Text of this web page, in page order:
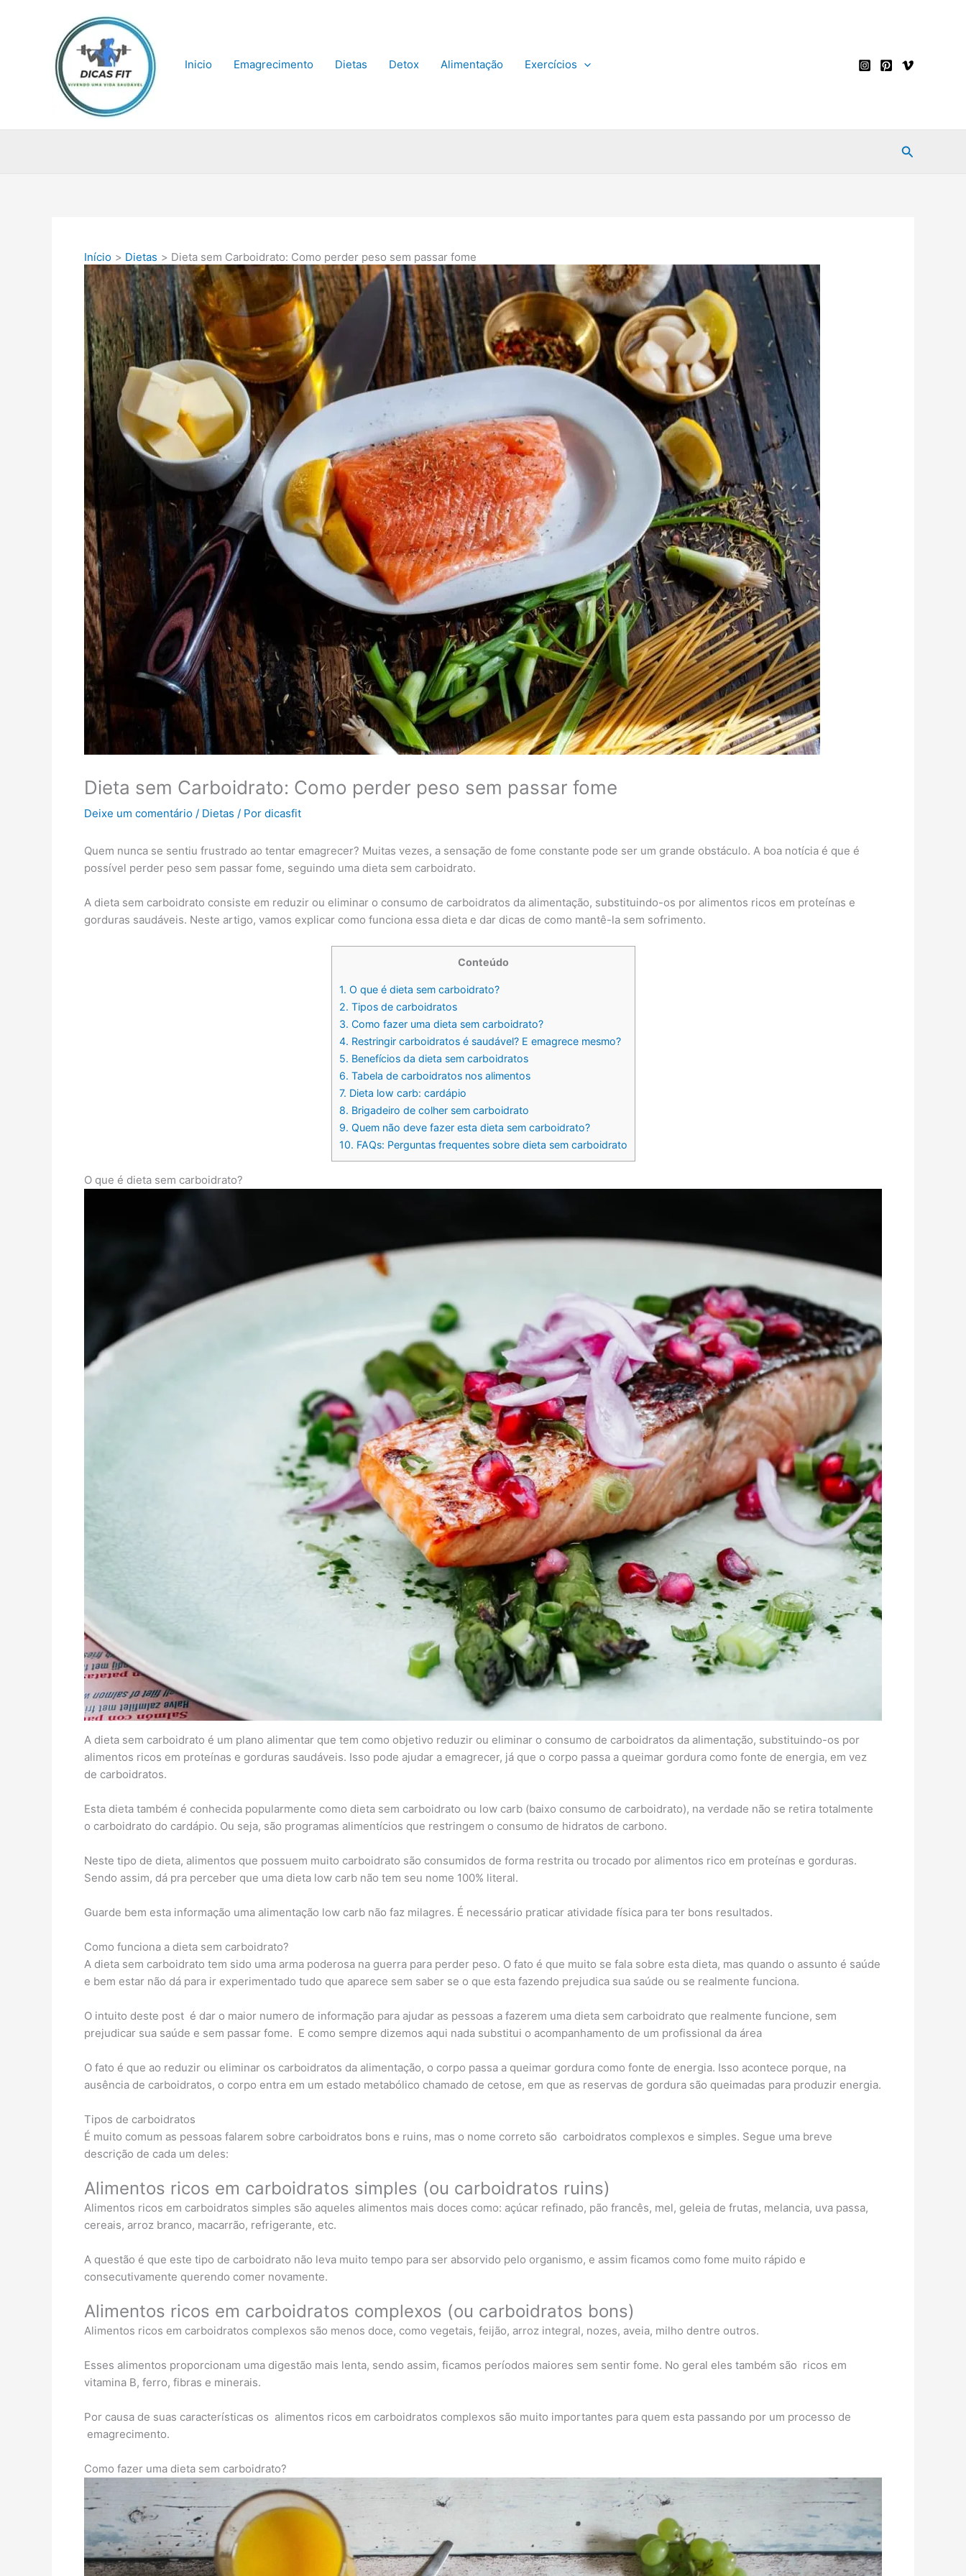
Inicio Emagrecimento Dietas Detox Alimentação Exercícios
Pesquisar
Início Dietas Dieta sem Carboidrato: Como perder peso sem passar fome
Dieta sem Carboidrato: Como perder peso sem passar fome
Deixe um comentário / Dietas / Por dicasfit
Quem nunca se sentiu frustrado ao tentar emagrecer? Muitas vezes, a sensação de fome constante pode ser um grande obstáculo. A boa notícia é que é
possível perder peso sem passar fome, seguindo uma dieta sem carboidrato.
A dieta sem carboidrato consiste em reduzir ou eliminar o consumo de carboidratos da alimentação, substituindo-os por alimentos ricos em proteínas e
gorduras saudáveis. Neste artigo, vamos explicar como funciona essa dieta e dar dicas de como mantê-la sem sofrimento.
Conteúdo
1. O que é dieta sem carboidrato?
2. Tipos de carboidratos
3. Como fazer uma dieta sem carboidrato?
4. Restringir carboidratos é saudável? E emagrece mesmo?
5. Benefícios da dieta sem carboidratos
6. Tabela de carboidratos nos alimentos
7. Dieta low carb: cardápio
8. Brigadeiro de colher sem carboidrato
9. Quem não deve fazer esta dieta sem carboidrato?
10. FAQs: Perguntas frequentes sobre dieta sem carboidrato
O que é dieta sem carboidrato?
A dieta sem carboidrato é um plano alimentar que tem como objetivo reduzir ou eliminar o consumo de carboidratos da alimentação, substituindo-os por
alimentos ricos em proteínas e gorduras saudáveis. Isso pode ajudar a emagrecer, já que o corpo passa a queimar gordura como fonte de energia, em vez
de carboidratos.
Esta dieta também é conhecida popularmente como dieta sem carboidrato ou low carb (baixo consumo de carboidrato), na verdade não se retira totalmente
o carboidrato do cardápio. Ou seja, são programas alimentícios que restringem o consumo de hidratos de carbono.
Neste tipo de dieta, alimentos que possuem muito carboidrato são consumidos de forma restrita ou trocado por alimentos rico em proteínas e gorduras.
Sendo assim, dá pra perceber que uma dieta low carb não tem seu nome 100% literal.
Guarde bem esta informação uma alimentação low carb não faz milagres. É necessário praticar atividade física para ter bons resultados.
Como funciona a dieta sem carboidrato?
A dieta sem carboidrato tem sido uma arma poderosa na guerra para perder peso. O fato é que muito se fala sobre esta dieta, mas quando o assunto é saúde
e bem estar não dá para ir experimentado tudo que aparece sem saber se o que esta fazendo prejudica sua saúde ou se realmente funciona.
O intuito deste post é dar o maior numero de informação para ajudar as pessoas a fazerem uma dieta sem carboidrato que realmente funcione, sem
prejudicar sua saúde e sem passar fome. E como sempre dizemos aqui nada substitui o acompanhamento de um profissional da área
O fato é que ao reduzir ou eliminar os carboidratos da alimentação, o corpo passa a queimar gordura como fonte de energia. Isso acontece porque, na
ausência de carboidratos, o corpo entra em um estado metabólico chamado de cetose, em que as reservas de gordura são queimadas para produzir energia.
Tipos de carboidratos
É muito comum as pessoas falarem sobre carboidratos bons e ruins, mas o nome correto são carboidratos complexos e simples. Segue uma breve
descrição de cada um deles:
Alimentos ricos em carboidratos simples (ou carboidratos ruins)
Alimentos ricos em carboidratos simples são aqueles alimentos mais doces como: açúcar refinado, pão francês, mel, geleia de frutas, melancia, uva passa,
cereais, arroz branco, macarrão, refrigerante, etc.
A questão é que este tipo de carboidrato não leva muito tempo para ser absorvido pelo organismo, e assim ficamos como fome muito rápido e
consecutivamente querendo comer novamente.
Alimentos ricos em carboidratos complexos (ou carboidratos bons)
Alimentos ricos em carboidratos complexos são menos doce, como vegetais, feijão, arroz integral, nozes, aveia, milho dentre outros.
Esses alimentos proporcionam uma digestão mais lenta, sendo assim, ficamos períodos maiores sem sentir fome. No geral eles também são ricos em
vitamina B, ferro, fibras e minerais.
Por causa de suas características os alimentos ricos em carboidratos complexos são muito importantes para quem esta passando por um processo de
emagrecimento.
Como fazer uma dieta sem carboidrato?